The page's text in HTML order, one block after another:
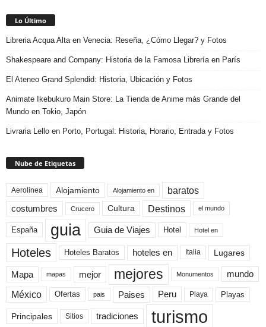
Lo Último
Libreria Acqua Alta en Venecia: Reseña, ¿Cómo Llegar? y Fotos
Shakespeare and Company: Historia de la Famosa Librería en París
El Ateneo Grand Splendid: Historia, Ubicación y Fotos
Animate Ikebukuro Main Store: La Tienda de Anime más Grande del
Mundo en Tokio, Japón
Livraria Lello en Porto, Portugal: Historia, Horario, Entrada y Fotos
Nube de Etiquetas
Aerolinea Alojamiento Alojamiento en baratos
costumbres Crucero Cultura Destinos el mundo
España guia Guia de Viajes Hotel Hotel en
Hoteles Hoteles Baratos hoteles en Italia Lugares
Mapa mapas mejor mejores Monumentos mundo
México Ofertas pais Paises Peru Playa Playas
Principales Sitios tradiciones turismo